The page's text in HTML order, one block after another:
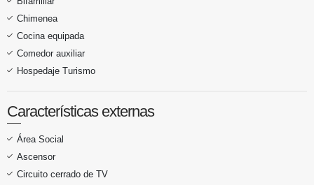
Chimenea
Cocina equipada
Comedor auxiliar
Hospedaje Turismo
Características externas
Área Social
Ascensor
Circuito cerrado de TV